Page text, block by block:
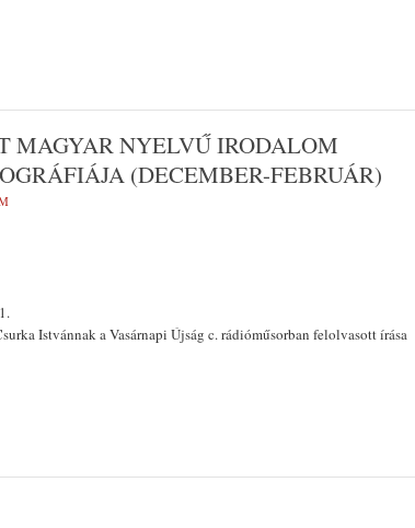
MAGYAR NYELVŰ IRODALOM
(DECEMBER-FEBRUÁR)
Istvánnak a Vasárnapi Újság c. rádióműsorban felol­vasott írása